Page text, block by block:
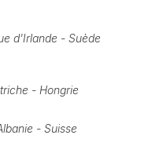
d'Irlande - Suède
- Hongrie
- Suisse